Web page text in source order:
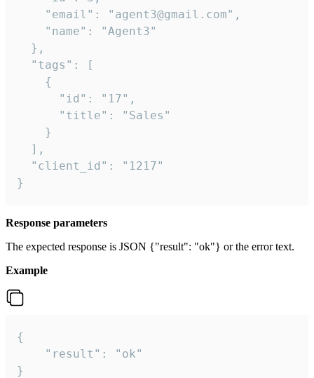
    "email": "agent3@gmail.com",
    "name": "Agent3"
  },
  "tags": [
    {
      "id": "17",
      "title": "Sales"
    }
  ],
  "client_id": "1217"
}
Response parameters
The expected response is JSON {"result": "ok"} or the error text.
Example
{
    "result": "ok"
}